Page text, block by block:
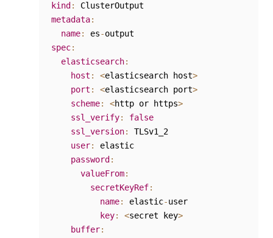
kind :
metadata:
name: es-
spec:
elasticsearch:
host : <elasticsearch host>
port : <elasticsearch port>
scheme: <http or https>
ssl_verify:
false
ssl_version:
TLSv1_2
user:
elastic
password :
valueFrom:
secretKeyRef:
name: elastic-user
key: <secret key>
buffer: